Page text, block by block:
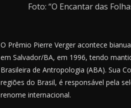
Foto: “O Encantar das
O Prêmio Pierre Verger acontece
em Salvador/BA, em 1996, tendo
Brasileira de Antropologia (ABA). Sua
regiões do Brasil, é responsável pela
renome internacional.